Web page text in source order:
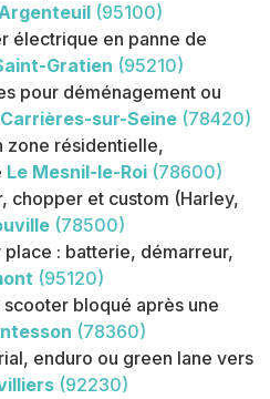
(95100)
électrique en panne de
Gratien (95210)
pour déménagement ou
Carrières-sur-Seine (78420)
zone résidentielle,
Le Mesnil-le-Roi (78600)
chopper et custom (Harley,
(78500)
: batterie, démarreur,
(95120)
bloqué après une
(78360)
enduro ou green lane vers
(92230)